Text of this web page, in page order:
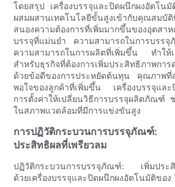
โดยสรุป เครื่องบรรจุและปิดผนึกผงอัตโน
ผสมผสานเทคโนโลยีขั้นสูงเข้ากับคุณสมบัติ
สนองความต้องการที่เพิ่มมากขึ้นของอุตส
บรรจุที่แม่นยำ ความสามารถในการบรร
ความสามารถในการผลิตที่เพิ่มขึ้น ทำให้เ
สำหรับธุรกิจที่ต้องการเพิ่มประสิทธิภาพกา
ด้วยข้อดีของการประหยัดต้นทุน คุณภาพที่
พอใจของลูกค้าที่เพิ่มขึ้น เครื่องบรรจุและ
การตั้งค่าให้เปลี่ยนวิธีการบรรจุผลิตภัณฑ์
ในสภาพแวดล้อมที่มีการแข่งขันสูง
การปฏิวัติกระบวนการบรรจุภัณ
ประสิทธิผลที่เพรียวลม
ปฏิวัติกระบวนการบรรจุภัณฑ์: เพิ่มประสิ
ด้วยเครื่องบรรจุและปิดผนึกผงอัตโนมัติของ